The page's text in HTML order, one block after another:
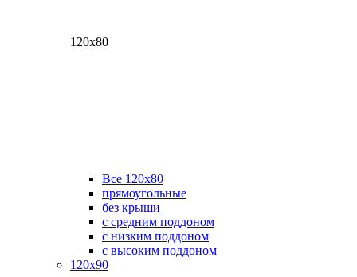
120х80
Все 120х80
прямоугольные
без крыши
с средним поддоном
с низким поддоном
с высоким поддоном
120х90